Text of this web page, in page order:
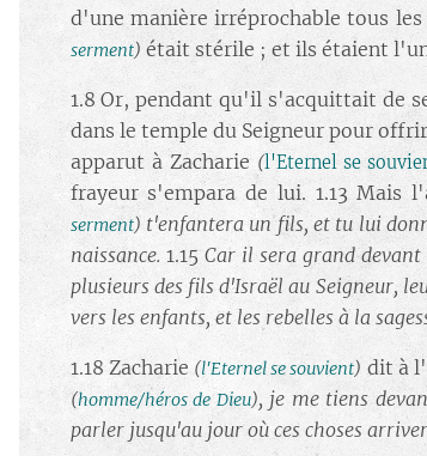
d'une manière irréprochable tous
serment) était stérile ; et ils étaient
1.8 Or, pendant qu'il s'acquittait de
dans le temple du Seigneur pour
apparut à Zacharie (l'Eternel se
frayeur s'empara de lui. 1.13
serment) t'enfantera un fils, et tu lui
naissance. 1.15Car il sera grand
plusieurs des fils d'Israël au Seigneur,
vers les enfants, et les rebelles à la
1.18 Zacharie (l'Eternel se souvient) dit à
(homme/héros de Dieu), je me tiens
parler jusqu'au jour où ces choses